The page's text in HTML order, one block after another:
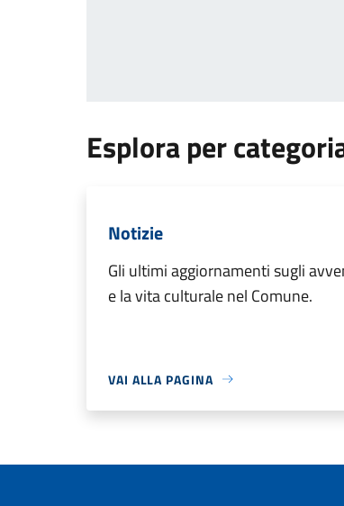
Esplora per
Notizie
Gli ultimi aggiornamenti sugli
e la vita culturale nel Comune.
VAI ALLA PAGINA